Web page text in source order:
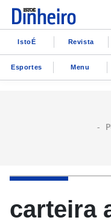
IstoÉ Revista
Esportes Menu
carteira